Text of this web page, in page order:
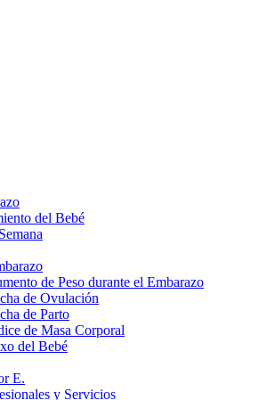
del Bebé
de Peso durante el Embarazo
de Ovulación
de Parto
de Masa Corporal
del Bebé
E.
y Servicios